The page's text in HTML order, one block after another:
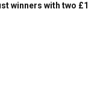
winners with two £1